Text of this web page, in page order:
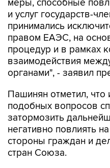
меры, способные
и услуг государств-
принимались
правом ЕАЭС, на
процедур и в рамках
взаимодействия
органами", - заявил
Пашинян отметил, что
подобных вопросов
затормозить
негативно повлиять
стороны граждан и
стран Союза.